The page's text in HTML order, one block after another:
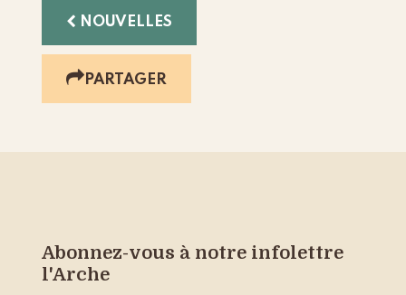
NOUVELLES
PARTAGER
Abonnez-vous à notre infolettre
l'Arche